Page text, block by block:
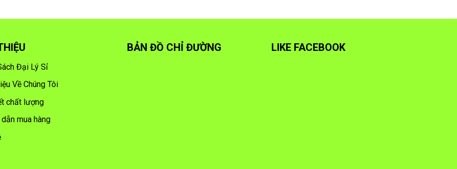
Đại Lý Sỉ
Về Chúng Tôi
chất lượng
mua hàng
BẢN ĐỒ CHỈ ĐƯỜNG LIKE FACEBOOK